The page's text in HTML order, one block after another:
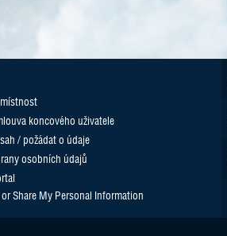
koncového uživatele
/ požádat o údaje
osobních údajů
Share My Personal Information